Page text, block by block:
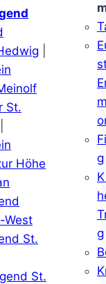
St.
Höhe
West
St.
St.
g
g